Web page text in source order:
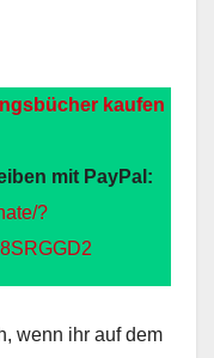
kaufen
mit PayPal:
?
wenn ihr auf dem